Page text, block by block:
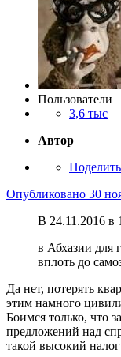
Пользователи
3,6 тыс
Автор
Опубликовано 30
В 24.11.2016 в
в Абхазии для
вплоть до
Да нет, потерять
этим намного
Боимся только, что
предложений над
такой высокий